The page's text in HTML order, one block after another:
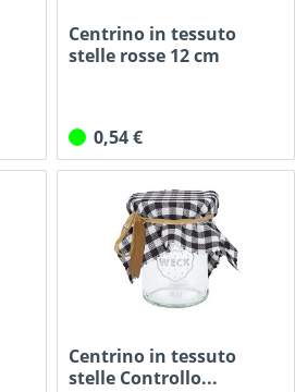
Centrino in tessuto
stelle rosse 12 cm
0,54 €
Centrino in tessuto
stelle Controllo...